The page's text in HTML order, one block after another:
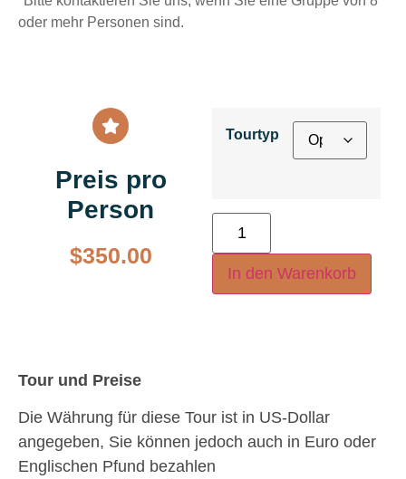
oder mehr Personen sind.
Preis pro
Person
$350.00
Tourtyp
In den Warenkorb
Tour und Preise
Die Währung für diese Tour ist in US-Dollar
angegeben, Sie können jedoch auch in Euro oder
Englischen Pfund bezahlen